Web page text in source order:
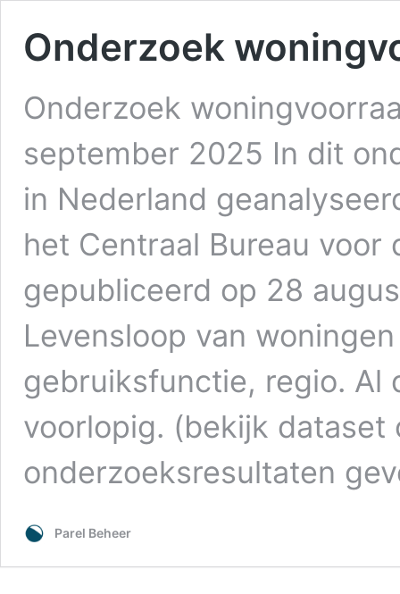
Onderzoek
Onderzoek
september 2025 In dit
in Nederland
het Centraal Bureau voor
gepubliceerd op 28
Levensloop van
gebruiksfunctie, regio. Al
voorlopig. (bekijk dataset
onderzoeksresultaten
Parel Beheer